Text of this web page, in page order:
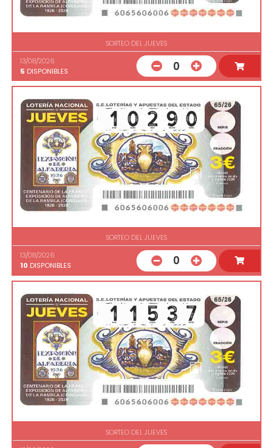
SORTEO DEL JUEVES
13/08/2026
5 DISPONIBLES 0
SORTEO DEL JUEVES
13/08/2026
10 DISPONIBLES 0
SORTEO DEL JUEVES